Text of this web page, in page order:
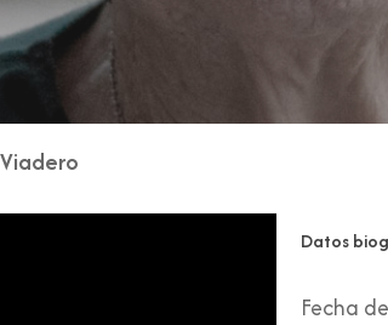
Datos
Fecha